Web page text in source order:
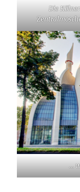
Die Kölner
…